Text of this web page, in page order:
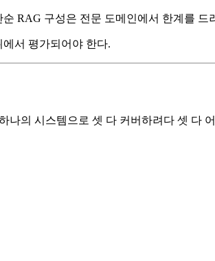
순 RAG 구성은 전문 도메인에서 한계를 드
서 평가되어야 한다.
의 시스템으로 셋 다 커버하려다 셋 다